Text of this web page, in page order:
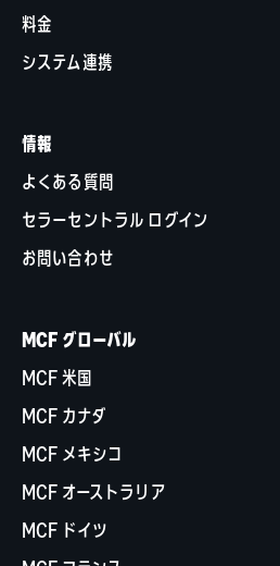
料金
システム連携
情報
よくある質問
セラーセントラル ログイン
お問い合わせ
MCF グローバル
MCF 米国
MCF カナダ
MCF メキシコ
MCF オーストラリア
MCF ドイツ